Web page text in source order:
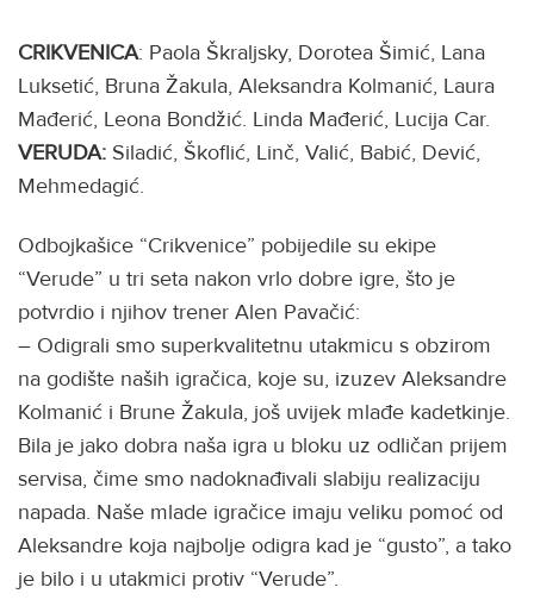
CRIKVENICA: Paola Škraljsky, Dorotea Šimić, Lana
Luksetić, Bruna Žakula, Aleksandra Kolmanić, Laura
Mađerić, Leona Bondžić. Linda Mađerić, Lucija Car.
VERUDA: Siladić, Škoflić, Linč, Valić, Babić, Dević,
Mehmedagić.
Odbojkašice “Crikvenice” pobijedile su ekipe
“Verude” u tri seta nakon vrlo dobre igre, što je
potvrdio i njihov trener Alen Pavačić:
– Odigrali smo superkvalitetnu utakmicu s obzirom
na godište naših igračica, koje su, izuzev Aleksandre
Kolmanić i Brune Žakula, još uvijek mlađe kadetkinje.
Bila je jako dobra naša igra u bloku uz odličan prijem
servisa, čime smo nadoknađivali slabiju realizaciju
napada. Naše mlade igračice imaju veliku pomoć od
Aleksandre koja najbolje odigra kad je “gusto”, a tako
je bilo i u utakmici protiv “Verude”.